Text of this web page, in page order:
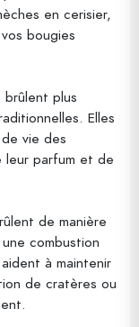
en cerisier,
bougies
brûlent plus
Elles
vie des
parfum et de
de manière
combustion
à maintenir
de cratères ou